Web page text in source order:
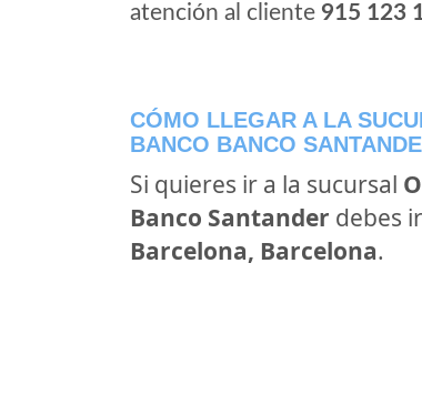
atención al cliente 915 123
CÓMO LLEGAR A LA
BANCO BANCO
Si quieres ir a la sucursal
Banco Santander debes
Barcelona, Barcelona.